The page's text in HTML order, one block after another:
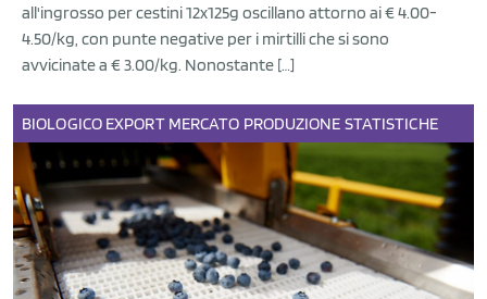
all'ingrosso per cestini 12x125g oscillano attorno ai € 4.00-
4.50/kg, con punte negative per i mirtilli che si sono
avvicinate a € 3.00/kg. Nonostante […]
BIOLOGICO EXPORT MERCATO PRODUZIONE STATISTICHE